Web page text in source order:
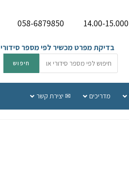
058-6879850
בדיקת מפרט מכשיר לפי מספר סידורי
מדריכים ✉ יצירת קשר